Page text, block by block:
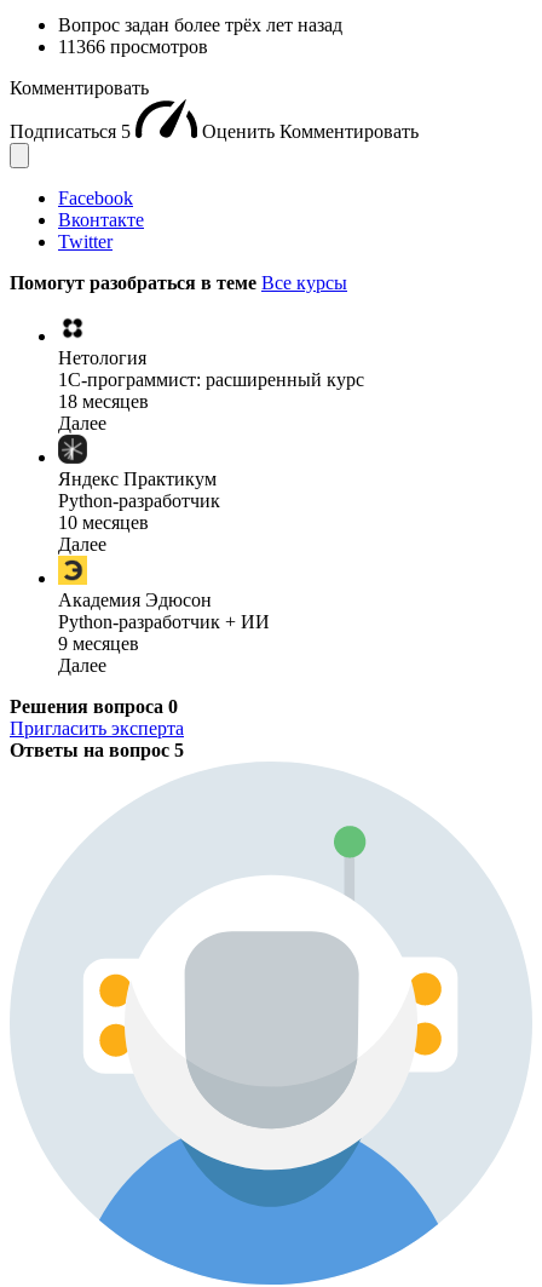
Вопрос задан более трёх лет назад
11366 просмотров
Комментировать
Подписаться 5 Оценить Комментировать
Facebook
Вконтакте
Twitter
Помогут разобраться в теме Все курсы
Нетология
1C-программист: расширенный курс
18 месяцев
Далее
Яндекс Практикум
Python-разработчик
10 месяцев
Далее
Академия Эдюсон
Python-разработчик + ИИ
9 месяцев
Далее
Решения вопроса 0
Пригласить эксперта
Ответы на вопрос 5